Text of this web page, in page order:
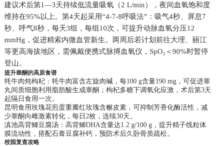
建议术后第1—3天持续低流量吸氧（2 L/min），夜间血氧饱和度
维持在95%以上。第4天起采用“4-7-8呼吸法”：吸气4秒、屏息7
秒、呼气8秒，每天3组，每组10次，可提升动脉血氧分压12
mmHg，促进精索内微血管新生。两周后若计划前往大理、丽江
等更高海拔地区，需佩戴便携式脉搏血氧仪，SpO₂＜90%时暂停
登山。
提升睾酮的高原食谱
牦牛肉炖枸杞：牦牛肉富含左旋肉碱，每100 g含量190 mg，可促进睾
丸间质细胞利用脂肪酸生成睾酮；枸杞多糖下调氧化应激，术后第3天
起隔日食用一次。
昆明食用玫瑰花煎蛋重瓣红玫瑰含槲皮素，可抑制芳香化酶活性，减
少睾酮向雌激素转化，每日2枚，连续30天。
滇池高背鲫豆腐汤：高背鲫DHA含量达1.2 g/100 g，提升精子线粒体
膜流动性，搭配石膏豆腐补钙，预防术后久卧骨质疏松。
校园复查攻略